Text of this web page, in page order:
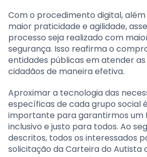
Com o procedimento digital,
maior praticidade e agilidade,
processo seja realizado com
segurança. Isso reafirma o
entidades públicas em atender
cidadãos de maneira efetiva.
Aproximar a tecnologia das
específicas de cada grupo social
importante para garantirmos um
inclusivo e justo para todos. Ao
descritos, todos os interessados
solicitação da Carteira do Autista